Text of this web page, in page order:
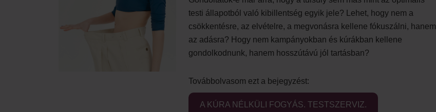
testi állapotból való kibillentség egyik jele? Lehet, hogy nem a
csökkentésre, az elvételre, a megvonásra kellene fókuszálni, hanem
az adásra? Hogy nem kampányokban és kúrákban kellene
gondolkodnunk, hanem hosszútávú jól tartásban?
Továbbolvasom ezt a bejegyzést:
A KÚRA NÉLKÜLI FOGYÁS. TESTSZERVIZ.